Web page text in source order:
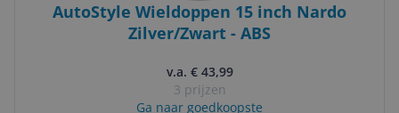
AutoStyle Wieldoppen 15 inch Nardo
Zilver/Zwart - ABS
v.a. € 43,99
3 prijzen
Ga naar goedkoopste